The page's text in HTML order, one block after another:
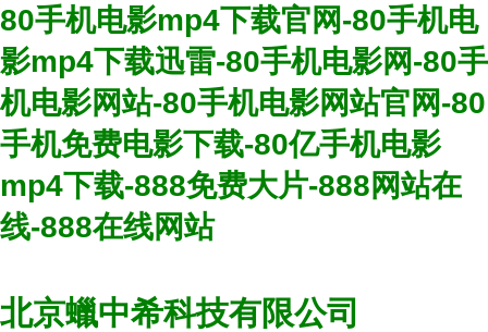
80手机电影mp4下载官网-80手机电
影mp4下载迅雷-80手机电影网-80手
机电影网站-80手机电影网站官网-80
手机免费电影下载-80亿手机电影
mp4下载-888免费大片-888网站在
线-888在线网站
北京蠟中希科技有限公司